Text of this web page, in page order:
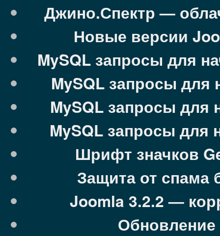
Джино.Спектр —
Новые версии
MySQL запросы для
MySQL запросы
MySQL запросы
MySQL запросы
Шрифт значков
Защита от спама
Joomla 3.2.2 —